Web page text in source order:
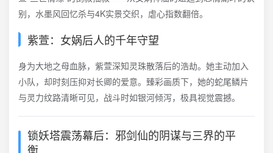
别，水墨风回忆杀与4K实景交织，虐心指数翻倍。
紫萱：女娲后人的千年守望
身为大地之母血脉，紫萱深知灵珠散落后的浩劫。她主动加入
小队，却时刻压抑对长卿的爱意。臻彩画质下，她的蛇尾鳞片
与灵力纹路清晰可见，战斗时如银河倾泻，极具视觉震撼。
锁妖塔震荡幕后：邪剑仙的阴谋与三界的平
衡